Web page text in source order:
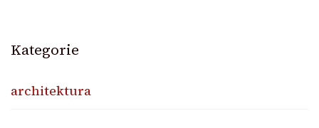
Kategorie
architektura